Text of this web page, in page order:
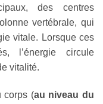
des centres
vertébrale, qui
vitale. Lorsque ces
l’énergie circule
vitalité.
corps (au niveau du